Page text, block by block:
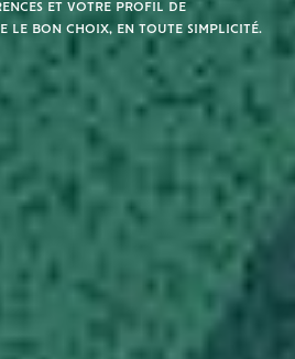
et votre profil de
le bon choix, en toute simplicité.